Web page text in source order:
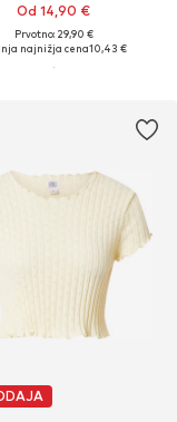
Od 14,90 €
Prvotno: 29,90 €
najnižja cena10,43 €